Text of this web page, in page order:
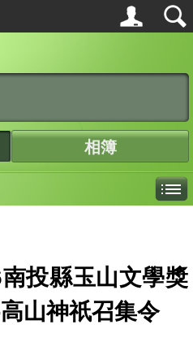
相簿
南投縣玉山文學獎
山神祇召集令